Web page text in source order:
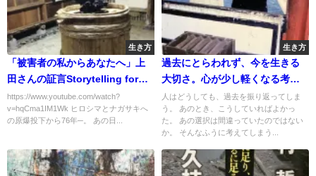
生き方
「被害者の私からあなたへ」上
田さんの証言Storytelling for
Tomorrowより
https://www.youtube.com/watch?
v=hqCma1IM1Wk ヒロシマとナガサキへ
の原爆投下から76年─。 あの日...
生き方
過去にとらわれず、今を生きる
大切さ。心が少し軽くなる考え
方
人はどうしても、過去を振り返ってしま
う。 あのとき、こうしていればよかっ
た。 あの選択は間違っていたのではない
か。 そんなふうに考えてしまう...